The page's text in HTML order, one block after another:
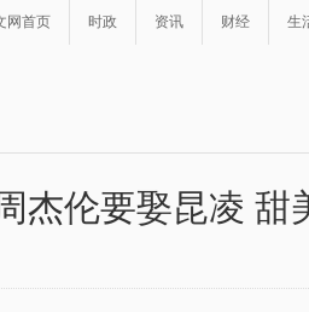
网首页 时政 资讯 财经 生
杰伦要娶昆凌 甜